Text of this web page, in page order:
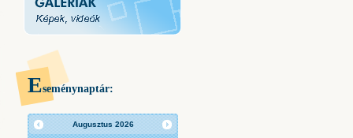
Eseménynaptár:
Augusztus 2026